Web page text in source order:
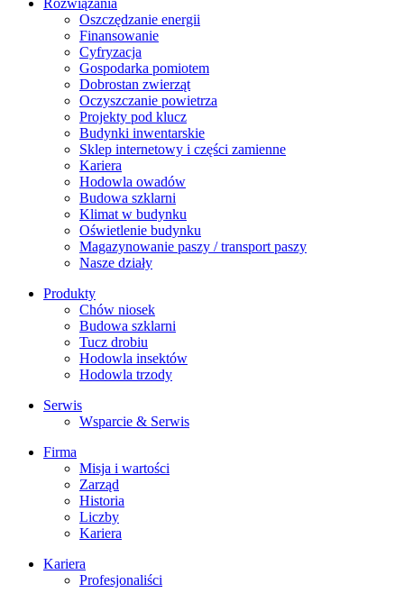
Rozwiązania
​Oszczędzanie energii
Finansowanie
Cyfryzacja
Gospodarka pomiotem
Dobrostan zwierząt
Oczyszczanie powietrza
Projekty pod klucz
Budynki inwentarskie
Sklep internetowy i części zamienne
Kariera
Hodowla owadów
Budowa szklarni
Klimat w budynku
Oświetlenie budynku
Magazynowanie paszy / transport paszy
Nasze działy
Produkty
Chów niosek
Budowa szklarni
Tucz drobiu
Hodowla insektów
Hodowla trzody
Serwis
Wsparcie & Serwis
Firma
Misja i wartości
Zarząd
Historia
Liczby
Kariera
Kariera
Profesjonaliści